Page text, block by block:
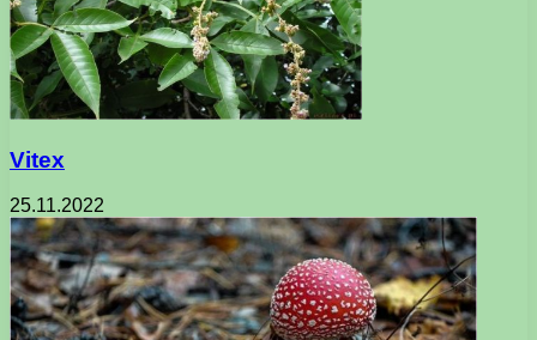
Vitex
25.11.2022